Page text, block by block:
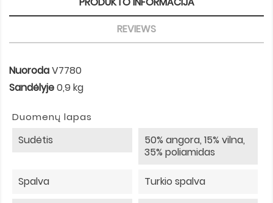
REVIEWS
NuorodaV7780
Sandėlyje0,9 kg
Duomenų lapas
Sudėtis
50% angora, 15% vilna,
35% poliamidas
Spalva Turkio spalva